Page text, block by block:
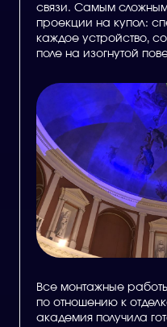
связи. Самым
проекции на купол:
каждое устройство,
поле на изогнутой
Все монтажные
по отношению к
академия получила